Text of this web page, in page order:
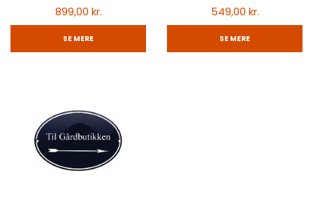
899,00 kr.
SE MERE
549,00 kr.
SE MERE